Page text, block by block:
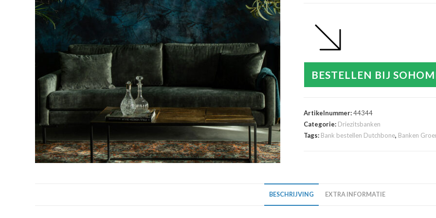
BESTELLEN BIJ
Artikelnummer:44344
Categorie: Driezitsbanken
Tags: Bank bestellen Dutchbone, Banken
BESCHRIJVING EXTRA INFORMATIE